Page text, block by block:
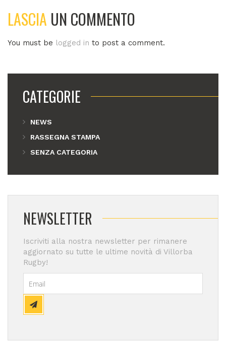
LASCIA UN COMMENTO
You must be logged in to post a comment.
CATEGORIE
NEWS
RASSEGNA STAMPA
SENZA CATEGORIA
NEWSLETTER
Iscriviti alla nostra newsletter per rimanere
aggiornato su tutte le ultime novità di Villorba
Rugby!